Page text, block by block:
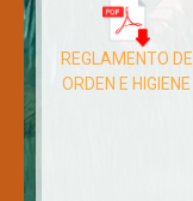
REGLAMENTO DE
ORDEN E HIGIENE